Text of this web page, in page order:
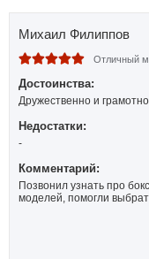
Михаил Филиппов
Отличный
Достоинства:
Дружественно и
Недостатки:
-
Комментарий:
Позвонил узнать про
моделей, помогли